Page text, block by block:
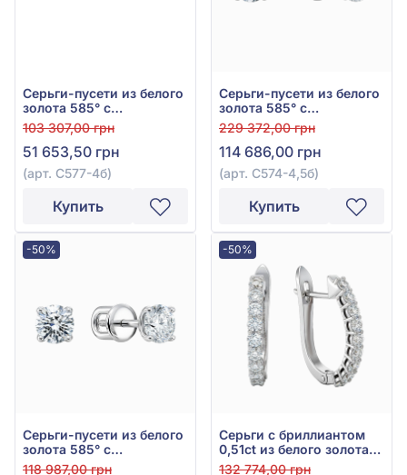
Серьги-пусети из белого
золота 585° с
бриллиантом 0,38ct, арт.
С577-4б
103 307,00 грн
51 653,50 грн
(арт. С577-4б)
Купить
Серьги-пусети из белого
золота 585° с
бриллиантом 0,68ct, арт.
С574-4,5б
229 372,00 грн
114 686,00 грн
(арт. С574-4,5б)
Купить
-50%
Серьги-пусети из белого
золота 585° с
бриллиантом 0,45ct, арт.
118 987,00 грн
-50%
Серьги с бриллиантом
0,51ct из белого золота
585°, арт. С144б
132 774,00 грн